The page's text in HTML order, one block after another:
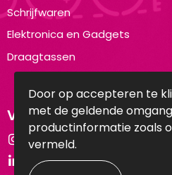
Schrijfwaren
Elektronica en Gadgets
Draagtassen
Volg ons op:
Instagram
LinkedIn
Door op accepteren te
met de geldende
productinformatie zoals
vermeld.